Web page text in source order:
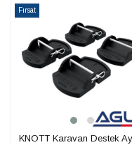
Ürün
Fırsat
KNOTT Karavan Destek